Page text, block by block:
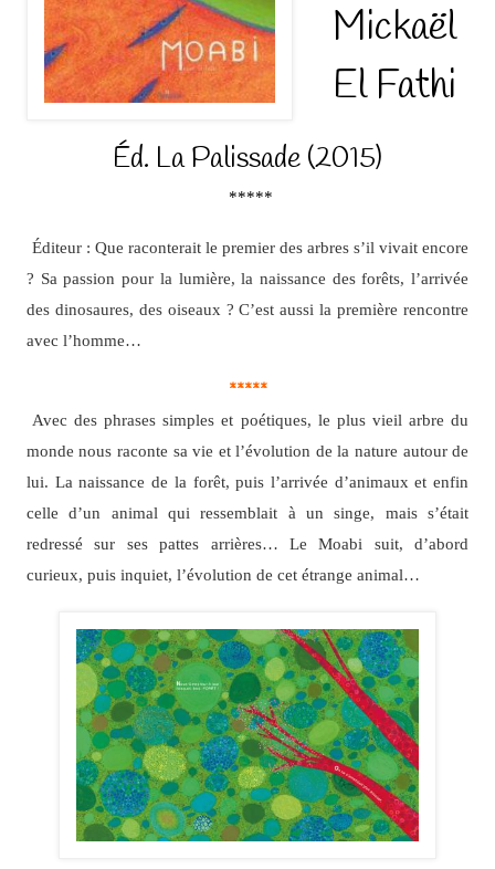
Mickaël
El Fathi
Éd. La Palissade (2015)
*****
Éditeur : Que raconterait le premier des arbres s’il vivait encore
? Sa passion pour la lumière, la naissance des forêts, l’arrivée
des dinosaures, des oiseaux ? C’est aussi la première rencontre
avec l’homme…
*****
Avec des phrases simples et poétiques, le plus vieil arbre du
monde nous raconte sa vie et l’évolution de la nature autour de
lui. La naissance de la forêt, puis l’arrivée d’animaux et enfin
celle d’un animal qui ressemblait à un singe, mais s’était
redressé sur ses pattes arrières… Le Moabi suit, d’abord
curieux, puis inquiet, l’évolution de cet étrange animal…